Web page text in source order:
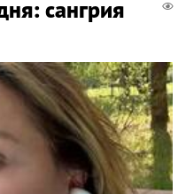
сангрия